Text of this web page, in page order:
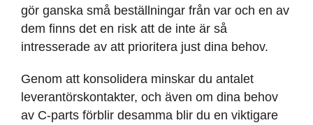
gör ganska små beställningar från var och en av
dem finns det en risk att de inte är så
intresserade av att prioritera just dina behov.
Genom att konsolidera minskar du antalet
leverantörskontakter, och även om dina behov
av C-parts förblir desamma blir du en viktigare